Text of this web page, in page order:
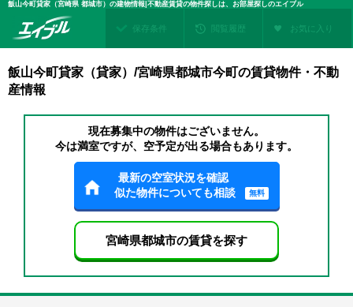
飯山今町貸家（宮崎県 都城市）の建物情報|不動産賃貸の物件探しは、お部屋探しのエイブル
保存条件 閲覧履歴 お気に入り
飯山今町貸家（貸家）/宮崎県都城市今町の賃貸物件・不動
産情報
現在募集中の物件はございません。
今は満室ですが、空予定が出る場合もあります。
最新の空室状況を確認
似た物件についても相談
無料
宮崎県都城市の賃貸を探す